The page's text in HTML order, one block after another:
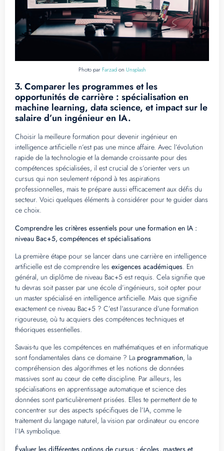
Photo par Farzadon Unsplash
3. Comparer les programmes et les
opportunités de carrière : spécialisation en
machine learning, data science, et impact sur le
salaire d’un ingénieur en IA.
Choisir la meilleure formation pour devenir ingénieur en
intelligence artificielle n’est pas une mince affaire. Avec l’évolution
rapide de la technologie et la demande croissante pour des
compétences spécialisées, il est crucial de s’orienter vers un
cursus qui non seulement répond à tes aspirations
professionnelles, mais te prépare aussi efficacement aux défis du
secteur. Voici quelques éléments à considérer pour te guider dans
ce choix.
Comprendre les critères essentiels pour une formation en IA :
niveau Bac+5, compétences et spécialisations
La première étape pour se lancer dans une carrière en intelligence
artificielle est de comprendre les exigences académiques. En
général, un diplôme de niveau Bac+5 est requis. Cela signifie que
tu devras soit passer par une école d’ingénieurs, soit opter pour
un master spécialisé en intelligence artificielle. Mais que signifie
exactement ce niveau Bac+5 ? C’est l’assurance d’une formation
rigoureuse, où tu acquiers des compétences techniques et
théoriques essentielles.
Savais-tu que les compétences en mathématiques et en informatique
sont fondamentales dans ce domaine ? La programmation, la
compréhension des algorithmes et les notions de données
massives sont au cœur de cette discipline. Par ailleurs, les
spécialisations en apprentissage automatique et science des
données sont particulièrement prisées. Elles te permettent de te
concentrer sur des aspects spécifiques de l’IA, comme le
traitement du langage naturel, la vision par ordinateur ou encore
l’IA symbolique.
Évaluer les différentes options de cursus : écoles, masters et